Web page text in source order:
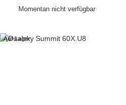
Momentan nicht verfügbar
Auf Lager